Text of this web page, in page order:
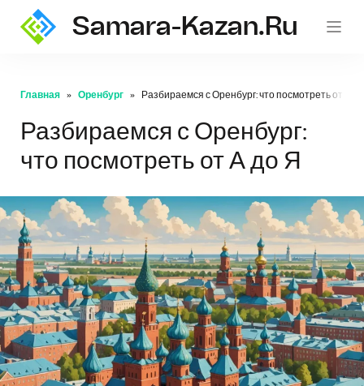
Samara-Kazan.ru
Главная Оренбург Разбираемся с Оренбург: что посмотреть от А
Разбираемся с Оренбург:
что посмотреть от А до Я